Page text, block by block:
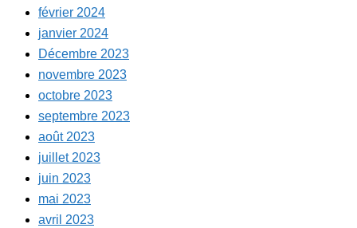
février 2024
janvier 2024
Décembre 2023
novembre 2023
octobre 2023
septembre 2023
août 2023
juillet 2023
juin 2023
mai 2023
avril 2023